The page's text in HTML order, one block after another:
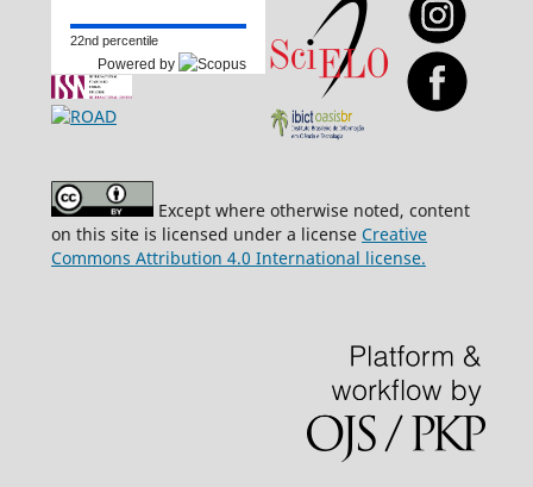
22nd percentile
Powered by
Except where otherwise noted, content
on this site is licensed under a license Creative
Commons Attribution 4.0 International license.